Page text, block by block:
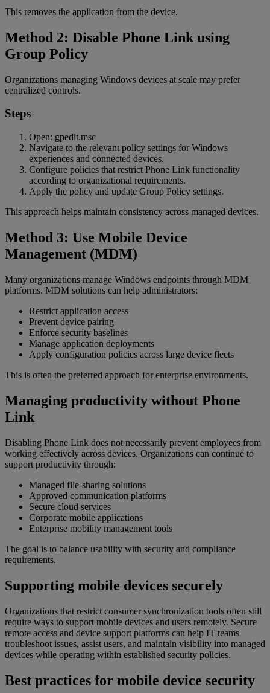
This removes the application from the device.
Method 2: Disable Phone Link using
Group Policy
Organizations managing Windows devices at scale may prefer
centralized controls.
Steps
Open: gpedit.msc
Navigate to the relevant policy settings for Windows
experiences and connected devices.
Configure policies that restrict Phone Link functionality
according to organizational requirements.
Apply the policy and update Group Policy settings.
This approach helps maintain consistency across managed devices.
Method 3: Use Mobile Device
Management (MDM)
Many organizations manage Windows endpoints through MDM
platforms. MDM solutions can help administrators:
Restrict application access
Prevent device pairing
Enforce security baselines
Manage application deployments
Apply configuration policies across large device fleets
This is often the preferred approach for enterprise environments.
Managing productivity without Phone
Link
Disabling Phone Link does not necessarily prevent employees from
working effectively across devices. Organizations can continue to
support productivity through:
Managed file-sharing solutions
Approved communication platforms
Secure cloud services
Corporate mobile applications
Enterprise mobility management tools
The goal is to balance usability with security and compliance
requirements.
Supporting mobile devices securely
Organizations that restrict consumer synchronization tools often still
require ways to support mobile devices and users remotely. Secure
remote access and device support platforms can help IT teams
troubleshoot issues, assist users, and maintain visibility into managed
devices while operating within established security policies.
Best practices for mobile device security